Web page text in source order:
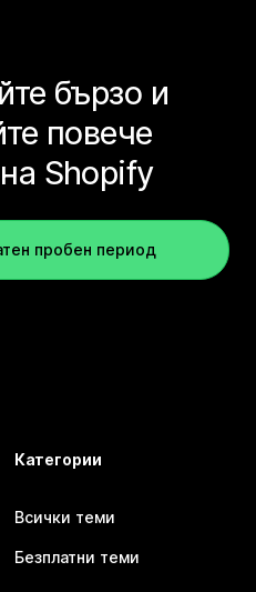
бързо и
повече
Shopify
пробен период
Категории
Всички теми
Безплатни теми